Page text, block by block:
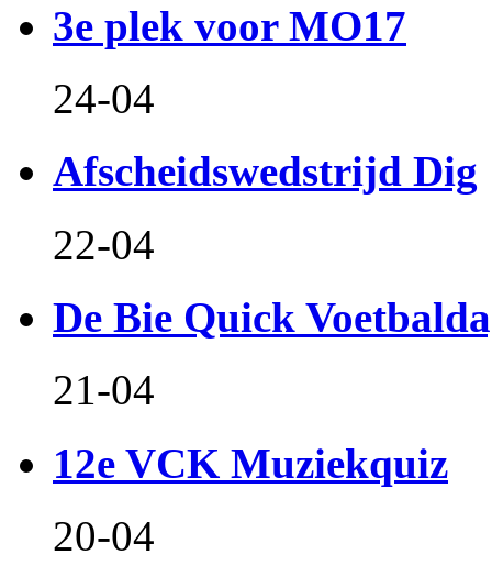
3e plek voor MO17
24-04
Afscheidswedstrijd Dig
22-04
De Bie Quick
21-04
12e VCK Muziekquiz
20-04